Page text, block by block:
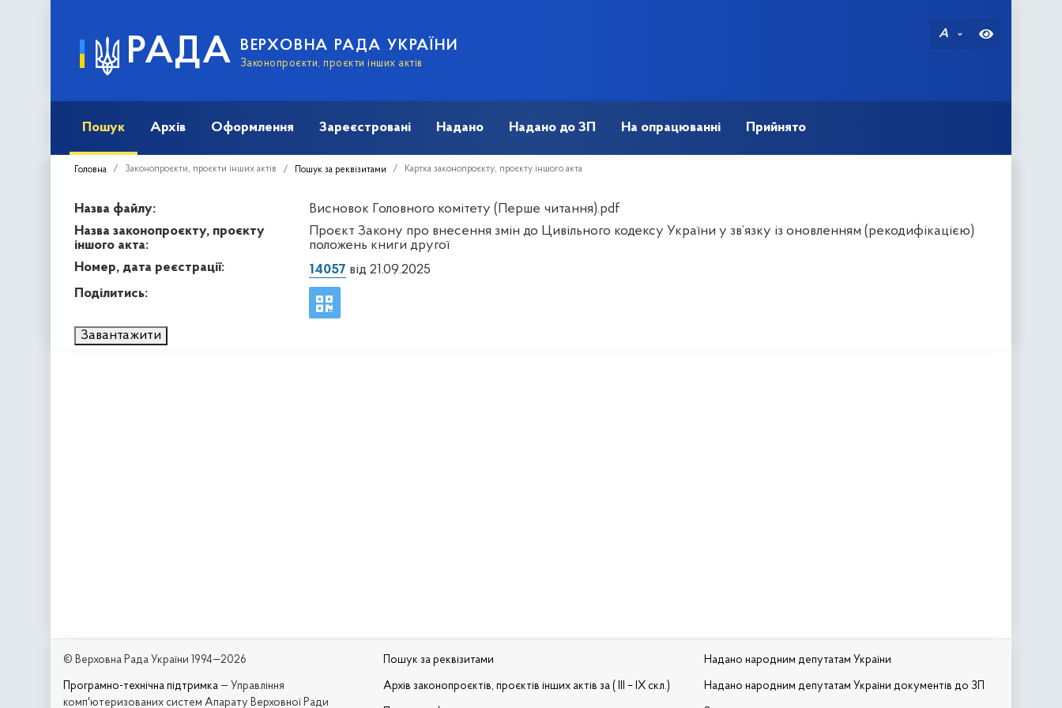
РАДА ВЕРХОВНА РАДА УКРАЇНИ
Законопроєкти, проєкти інших актів
A
Пошук Архів Оформлення Зареєстровані Надано Надано до ЗП На опрацюванні Прийнято
Головна Законопроєкти, проєкти інших актів Пошук за реквізитами Картка законопроєкту, проєкту іншого акта
Назва файлу:
Висновок Головного комітету (Перше читання).pdf
Назва законопроєкту, проєкту
іншого акта:
Проєкт Закону про внесення змін до Цивільного кодексу України у зв’язку із оновленням (рекодифікацією)
положень книги другої
Номер, дата реєстрації:
14057 від 21.09.2025
Поділитись:
Завантажити
© Верховна Рада України 1994—2026
Програмно-технічна підтримка — Управління
комп'ютеризованих систем Апарату Верховної Ради
Пошук за реквізитами
Архів законопроєктів, проєктів інших актів за ( III – IX скл.)
Надано народним депутатам України
Надано народним депутатам України документів до ЗП